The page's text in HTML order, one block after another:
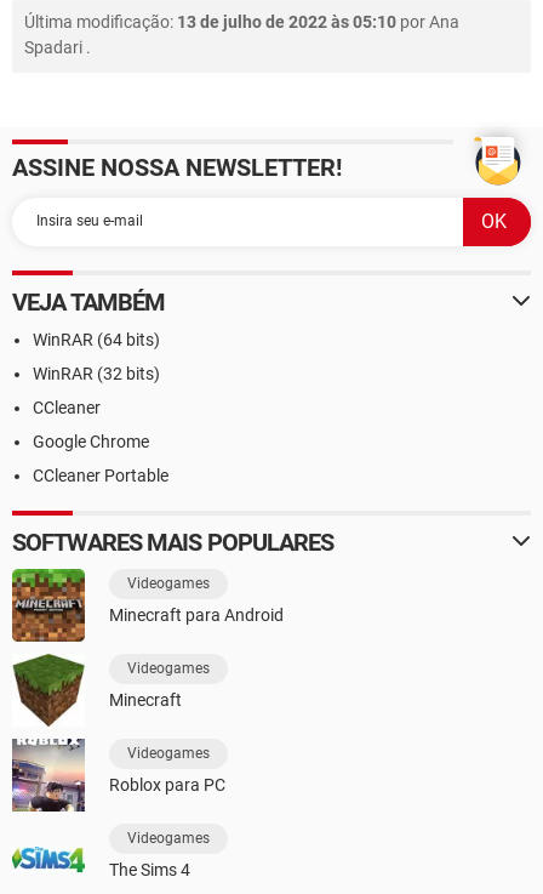
Última modificação: 13 de julho de 2022 às 05:10 porAna
Spadari .
ASSINE NOSSA NEWSLETTER!
VEJA TAMBÉM
WinRAR (64 bits)
WinRAR (32 bits)
CCleaner
Google Chrome
CCleaner Portable
SOFTWARES MAIS POPULARES
Videogames
Minecraft para Android
Videogames
Minecraft
Videogames
Roblox para PC
Videogames
The Sims 4